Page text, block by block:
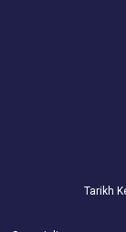
Tarikh